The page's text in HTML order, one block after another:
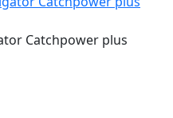
Catchpower plus